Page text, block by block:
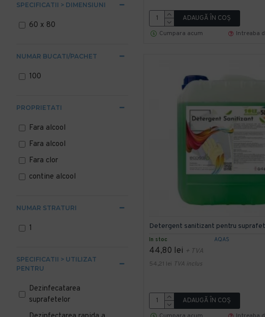
SPECIFICATII > DIMENSIUNI
60 x 80
NUMAR BUCATI/PACHET
100
PROPRIETATI
Fara alcool
Fara alcool
Fara clor
contine alcool
NUMAR STRATURI
1
SPECIFICATII > UTILIZAT
PENTRU
Dezinfecatarea
suprafetelor
ADAUGĂ ÎN COŞ
Cumpara acum
Intreaba
In stoc AQAS
Detergent sanitizant pentru
44,80 lei + TVA
54,21 lei TVA inclus
ADAUGĂ ÎN COŞ